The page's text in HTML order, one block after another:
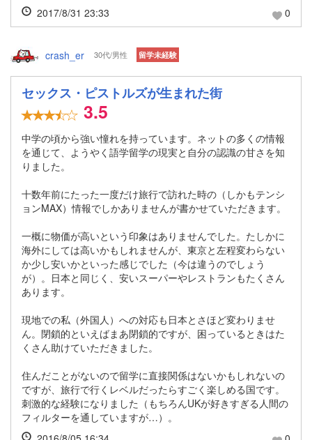
2017/8/31 23:33
0
crash_er 30代/男性 留学未経験
セックス・ピストルズが生まれた街
3.5
中学の頃から強い憧れを持っています。ネットの多くの情報
を通じて、ようやく語学留学の現実と自分の認識の甘さを知
りました。
十数年前にたった一度だけ旅行で訪れた時の（しかもテンシ
ョンMAX）情報でしかありませんが書かせていただきます。
一概に物価が高いという印象はありませんでした。たしかに
海外にしては高いかもしれませんが、東京と左程変わらない
か少し安いかといった感じでした（今は違うのでしょう
が）。日本と同じく、安いスーパーやレストランもたくさん
あります。
現地での私（外国人）への対応も日本とさほど変わりませ
ん。閉鎖的といえばまあ閉鎖的ですが、困っているときはた
くさん助けていただきました。
住んだことがないので留学に直接関係はないかもしれないの
ですが、旅行で行くレベルだったらすごく楽しめる国です。
刺激的な経験になりました（もちろんUKが好きすぎる人間の
フィルターを通していますが…）。